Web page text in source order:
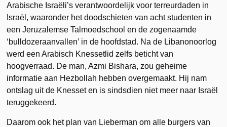
Arabische Israëli’s verantwoordelijk voor terreurdaden in
Israël, waaronder het doodschieten van acht studenten in
een Jeruzalemse Talmoedschool en de zogenaamde
‘bulldozeraanvallen’ in de hoofdstad. Na de Libanonoorlog
werd een Arabisch Knessetlid zelfs beticht van
hoogverraad. De man, Azmi Bishara, zou geheime
informatie aan Hezbollah hebben overgemaakt. Hij nam
ontslag uit de Knesset en is sindsdien niet meer naar Israël
teruggekeerd.
Daarom ook het plan van Lieberman om alle burgers van